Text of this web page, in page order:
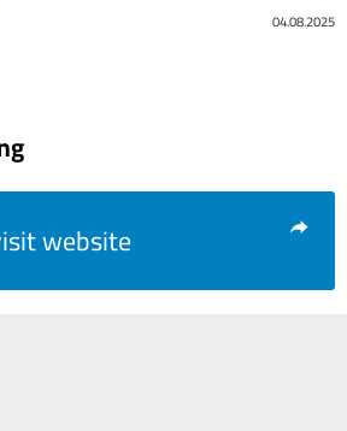
04.08.2025
website